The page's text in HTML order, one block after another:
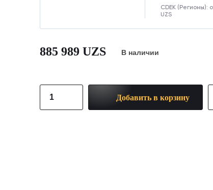
CDEK (Регионы):
UZS
885 989 UZS В наличии
Добавить в корзину